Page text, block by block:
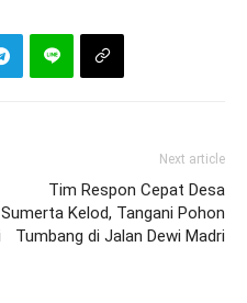
Next article
Tim Respon Cepat Desa
Sumerta Kelod, Tangani Pohon
Tumbang di Jalan Dewi Madri